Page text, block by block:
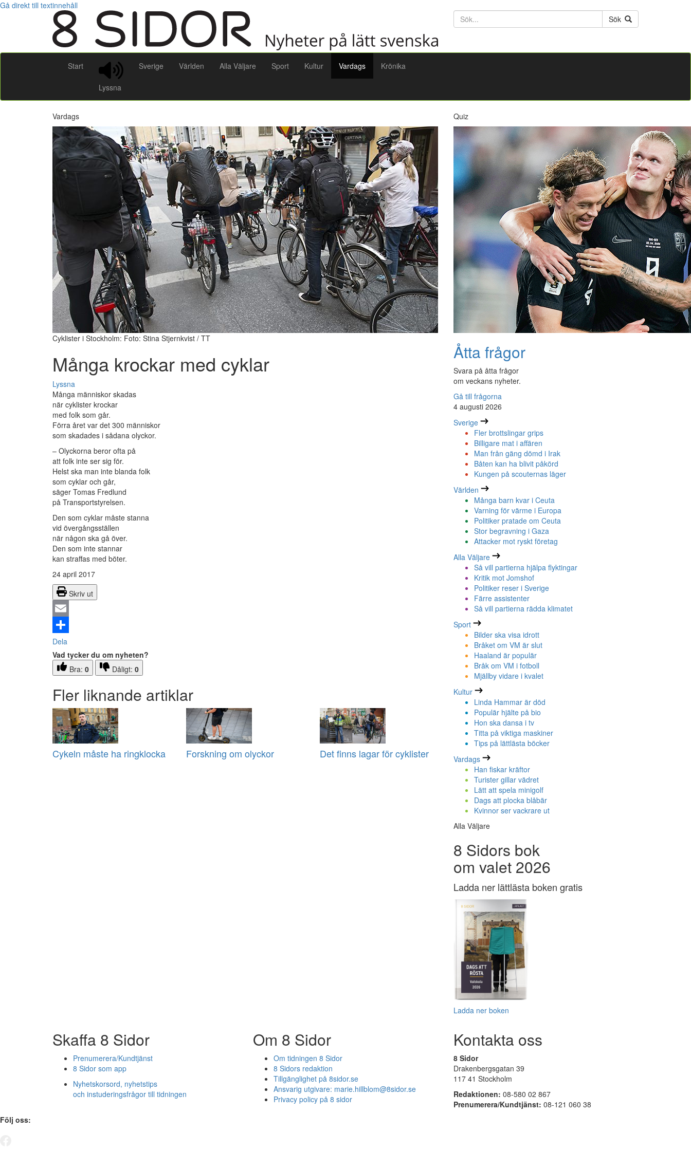
Gå direkt till textinnehåll
Söktext
Sök
Start
Lyssna
Sverige Världen Alla Väljare Sport Kultur Vardags Krönika
Vardags
Cyklister i Stockholm: Foto: Stina Stjernkvist / TT
Många krockar med cyklar
Lyssna
Många människor skadas
när cyklister krockar
med folk som går.
Förra året var det 300 människor
som skadades i sådana olyckor.
– Olyckorna beror ofta på
att folk inte ser sig för.
Helst ska man inte blanda folk
som cyklar och går,
säger Tomas Fredlund
på Transportstyrelsen.
Den som cyklar måste stanna
vid övergångsställen
när någon ska gå över.
Den som inte stannar
kan straffas med böter.
24 april 2017
Skriv ut
Email
Dela
Vad tycker du om nyheten?
Bra: 0 Dåligt: 0
Fler liknande artiklar
Cykeln måste ha ringklocka Forskning om olyckor Det finns lagar för cyklister
Quiz
Åtta frågor
Svara på åtta frågor
om veckans nyheter.
Gå till frågorna
4 augusti 2026
Sverige
Fler brottslingar grips
Billigare mat i affären
Man från gäng dömd i Irak
Båten kan ha blivit påkörd
Kungen på scouternas läger
Världen
Många barn kvar i Ceuta
Varning för värme i Europa
Politiker pratade om Ceuta
Stor begravning i Gaza
Attacker mot ryskt företag
Alla Väljare
Så vill partierna hjälpa flyktingar
Kritik mot Jomshof
Politiker reser i Sverige
Färre assistenter
Så vill partierna rädda klimatet
Sport
Bilder ska visa idrott
Bråket om VM är slut
Haaland är populär
Bråk om VM i fotboll
Mjällby vidare i kvalet
Kultur
Linda Hammar är död
Populär hjälte på bio
Hon ska dansa i tv
Titta på viktiga maskiner
Tips på lättlästa böcker
Vardags
Han fiskar kräftor
Turister gillar vädret
Lätt att spela minigolf
Dags att plocka blåbär
Kvinnor ser vackrare ut
Alla Väljare
8 Sidors bok
om valet 2026
Ladda ner lättlästa boken gratis
Ladda ner boken
Skaffa 8 Sidor
Prenumerera/Kundtjänst
8 Sidor som app
Nyhetskorsord, nyhetstips
och instuderingsfrågor till tidningen
Om 8 Sidor
Om tidningen 8 Sidor
8 Sidors redaktion
Tillgänglighet på 8sidor.se
Ansvarig utgivare: marie.hillblom@8sidor.se
Privacy policy på 8 sidor
Kontakta oss
8 Sidor
Drakenbergsgatan 39
117 41 Stockholm
Redaktionen: 08-580 02 867
Prenumerera/Kundtjänst: 08-121 060 38
Följ oss: